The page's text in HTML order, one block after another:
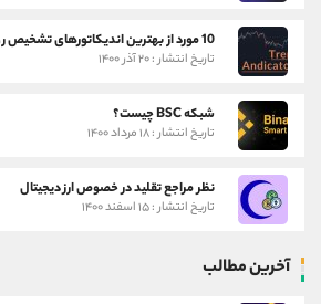
10 مورد از بهترین اندیکاتورهای تشخیص روند
تاریخ انتشار : ۲۰ آذر ۱۴۰۰
شبکه BSC چیست؟
تاریخ انتشار : ۱۸ مرداد ۱۴۰۰
نظر مراجع تقلید در خصوص ارز دیجیتال
تاریخ انتشار : ۱۵ اسفند ۱۴۰۰
آخرین مطالب